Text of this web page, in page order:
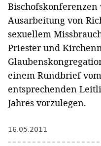
Ausarbeitung von
sexuellem
Priester und
einem Rundbrief
entsprechenden
Jahres vorzulegen.
16.05.2011